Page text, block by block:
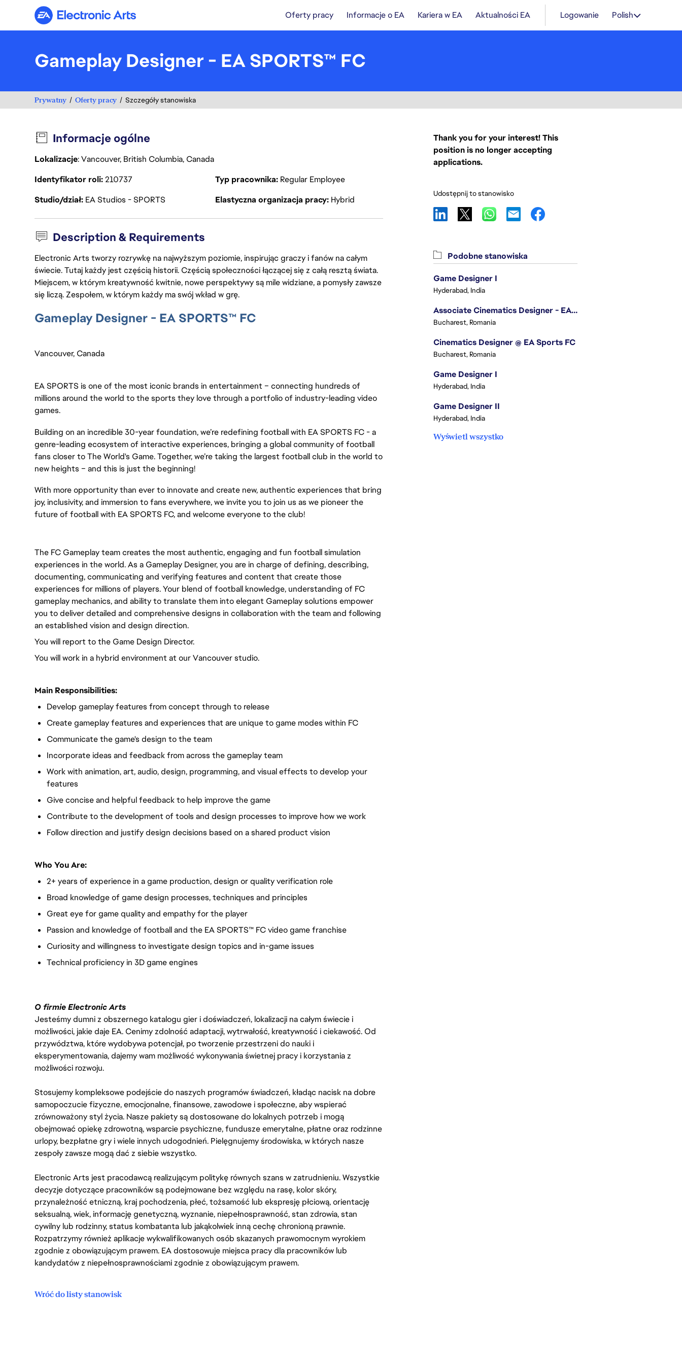
Electronic Arts Oferty pracy Informacje o EA Kariera w EA Aktualności EA Logowanie Polish
Gameplay Designer - EA SPORTS™ FC
Prywatny Oferty pracy Szczegóły stanowiska
Informacje ogólne
Lokalizacje: Vancouver, British Columbia, Canada
Identyfikator roli210737 Typ pracownika Regular Employee
Studio/dział EA Studios - SPORTS Elastyczna organizacja pracy Hybrid
Description & Requirements
Electronic Arts tworzy rozrywkę na najwyższym poziomie, inspirując graczy i fanów na całym
świecie. Tutaj każdy jest częścią historii. Częścią społeczności łączącej się z całą resztą świata.
Miejscem, w którym kreatywność kwitnie, nowe perspektywy są mile widziane, a pomysły zawsze
się liczą. Zespołem, w którym każdy ma swój wkład w grę.
Gameplay Designer - EA SPORTS™ FC
Vancouver, Canada
EA SPORTS is one of the most iconic brands in entertainment – connecting hundreds of
millions around the world to the sports they love through a portfolio of industry-leading video
games.
Building on an incredible 30-year foundation, we’re redefining football with EA SPORTS FC - a
genre-leading ecosystem of interactive experiences, bringing a global community of football
fans closer to The World's Game. Together, we’re taking the largest football club in the world to
new heights – and this is just the beginning!
With more opportunity than ever to innovate and create new, authentic experiences that bring
joy, inclusivity, and immersion to fans everywhere, we invite you to join us as we pioneer the
future of football with EA SPORTS FC, and welcome everyone to the club!
The FC Gameplay team creates the most authentic, engaging and fun football simulation
experiences in the world. As a Gameplay Designer, you are in charge of defining, describing,
documenting, communicating and verifying features and content that create those
experiences for millions of players. Your blend of football knowledge, understanding of FC
gameplay mechanics, and ability to translate them into elegant Gameplay solutions empower
you to deliver detailed and comprehensive designs in collaboration with the team and following
an established vision and design direction.
You will report to the Game Design Director.
You will work in a hybrid environment at our Vancouver studio.
Main Responsibilities:
Develop gameplay features from concept through to release
Create gameplay features and experiences that are unique to game modes within FC
Communicate the game's design to the team
Incorporate ideas and feedback from across the gameplay team
Work with animation, art, audio, design, programming, and visual effects to develop your
features
Give concise and helpful feedback to help improve the game
Contribute to the development of tools and design processes to improve how we work
Follow direction and justify design decisions based on a shared product vision
Who You Are:
2+ years of experience in a game production, design or quality verification role
Broad knowledge of game design processes, techniques and principles
Great eye for game quality and empathy for the player
Passion and knowledge of football and the EA SPORTS™ FC video game franchise
Curiosity and willingness to investigate design topics and in-game issues
Technical proficiency in 3D game engines
O firmie Electronic Arts
Jesteśmy dumni z obszernego katalogu gier i doświadczeń, lokalizacji na całym świecie i
możliwości, jakie daje EA. Cenimy zdolność adaptacji, wytrwałość, kreatywność i ciekawość. Od
przywództwa, które wydobywa potencjał, po tworzenie przestrzeni do nauki i
eksperymentowania, dajemy wam możliwość wykonywania świetnej pracy i korzystania z
możliwości rozwoju.
Stosujemy kompleksowe podejście do naszych programów świadczeń, kładąc nacisk na dobre
samopoczucie fizyczne, emocjonalne, finansowe, zawodowe i społeczne, aby wspierać
zrównoważony styl życia. Nasze pakiety są dostosowane do lokalnych potrzeb i mogą
obejmować opiekę zdrowotną, wsparcie psychiczne, fundusze emerytalne, płatne oraz rodzinne
urlopy, bezpłatne gry i wiele innych udogodnień. Pielęgnujemy środowiska, w których nasze
zespoły zawsze mogą dać z siebie wszystko.
Electronic Arts jest pracodawcą realizującym politykę równych szans w zatrudnieniu. Wszystkie
decyzje dotyczące pracowników są podejmowane bez względu na rasę, kolor skóry,
przynależność etniczną, kraj pochodzenia, płeć, tożsamość lub ekspresję płciową, orientację
seksualną, wiek, informację genetyczną, wyznanie, niepełnosprawność, stan zdrowia, stan
cywilny lub rodzinny, status kombatanta lub jakąkolwiek inną cechę chronioną prawnie.
Rozpatrzymy również aplikacje wykwalifikowanych osób skazanych prawomocnym wyrokiem
zgodnie z obowiązującym prawem. EA dostosowuje miejsca pracy dla pracowników lub
kandydatów z niepełnosprawnościami zgodnie z obowiązującym prawem.
Wróć do listy stanowisk
Thank you for your interest! This
position is no longer accepting
applications.
Udostępnij to stanowisko
Podobne stanowiska
Game Designer I
Hyderabad, India
Associate Cinematics Designer - EA Sports FC
Bucharest, Romania
Cinematics Designer @ EA Sports FC
Bucharest, Romania
Game Designer I
Hyderabad, India
Game Designer II
Hyderabad, India
Wyświetl wszystko